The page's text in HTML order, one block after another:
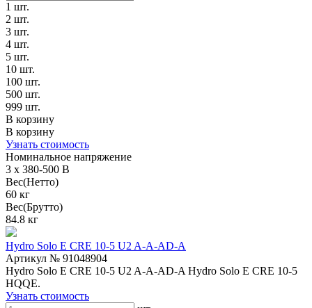
1 шт.
2 шт.
3 шт.
4 шт.
5 шт.
10 шт.
100 шт.
500 шт.
999 шт.
В корзину
В корзину
Узнать стоимость
Номинальное напряжение
3 x 380-500 В
Вес(Нетто)
60 кг
Вес(Брутто)
84.8 кг
Hydro Solo E CRE 10-5 U2 A-A-AD-A
Артикул № 91048904
Hydro Solo E CRE 10-5 U2 A-A-AD-A Hydro Solo E CRE 10-5
HQQE.
Узнать стоимость